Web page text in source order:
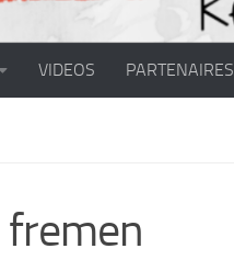
VIDEOS PARTENAIRES
fremen